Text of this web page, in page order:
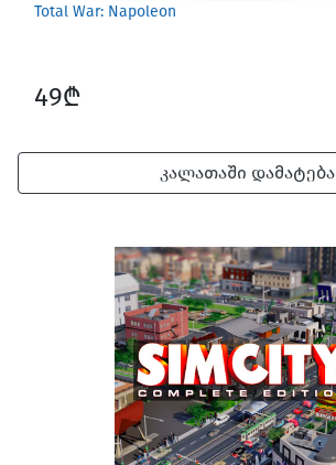
Total War: Napoleon
49₾
კალათაში დამატება